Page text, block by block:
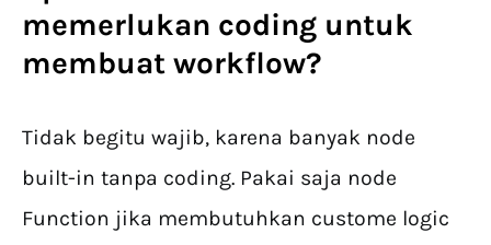
memerlukan coding untuk
membuat workflow?
Tidak begitu wajib, karena banyak node
built-in tanpa coding. Pakai saja node
Function jika membutuhkan custome logic